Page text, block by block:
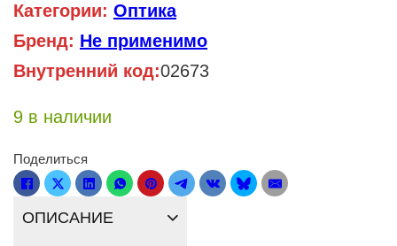
Категории: Оптика
Бренд: Не применимо
Внутренний код:02673
9 в наличии
Поделиться
ОПИСАНИЕ